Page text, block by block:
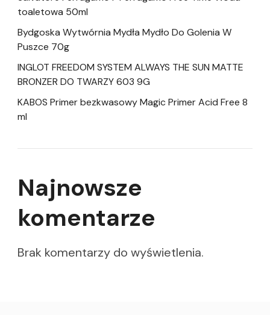
toaletowa 50ml
Bydgoska Wytwórnia Mydła Mydło Do Golenia W
Puszce 70g
INGLOT FREEDOM SYSTEM ALWAYS THE SUN MATTE
BRONZER DO TWARZY 603 9G
KABOS Primer bezkwasowy Magic Primer Acid Free 8
ml
Najnowsze
komentarze
Brak komentarzy do wyświetlenia.